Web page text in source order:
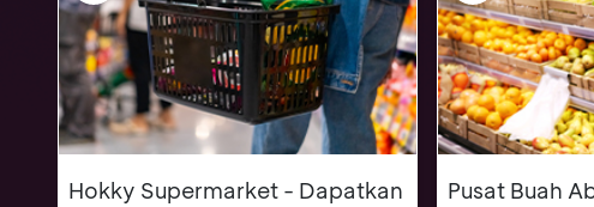
Hokky Supermarket - Dapatkan
Pusat Buah